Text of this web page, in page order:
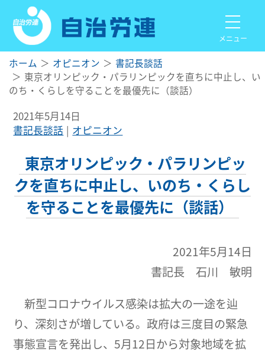
メニュー
ホーム オピニオン
書記長談話
東京オリンピック・パラリンピックを直ちに中止し、い
のち・くらしを守ることを最優先に（談話）
2021年5月14日
書記長談話
オピニオン
東京オリンピック・パラリンピッ
クを直ちに中止し、いのち・くらし
を守ることを最優先に（談話）
2021年5月14日
書記長 石川 敏明
新型コロナウイルス感染は拡大の一途を辿
り、深刻さが増している。政府は三度目の緊急
事態宣言を発出し、5月12日から対象地域を拡